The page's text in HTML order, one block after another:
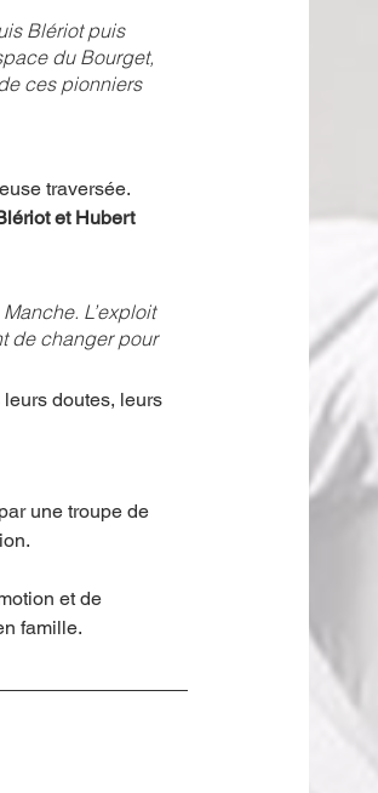
Blériot puis
du Bourget,
ces pionniers
traversée.
et Hubert
L’exploit
de changer pour
doutes, leurs
une troupe de
et de
famille.